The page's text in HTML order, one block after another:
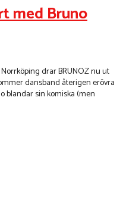
med Bruno
drar BRUNOZ nu ut
dansband återigen erövra
blandar sin komiska (men